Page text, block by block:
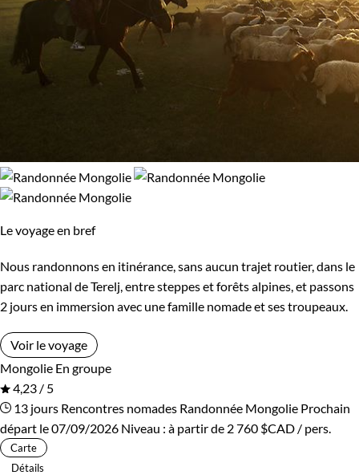
Le voyage en bref
Nous randonnons en itinérance, sans aucun trajet routier, dans le
parc national de Terelj, entre steppes et forêts alpines, et passons
2 jours en immersion avec une famille nomade et ses troupeaux.
Voir le voyage
Mongolie En groupe
4,23 / 5
13 jours Rencontres nomades Randonnée Mongolie Prochain
départ le 07/09/2026 Niveau : à partir de 2 760 $CAD / pers.
Carte
Détails